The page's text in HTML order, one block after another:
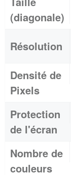
(diagonale)
Résolution
Densité de
Pixels
Protection
de l'écran
Nombre de
couleurs